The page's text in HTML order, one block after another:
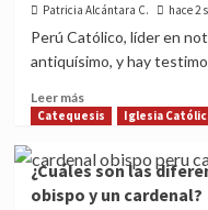
de
la
Cruz
Motupe!
Patricia Alcántara C. hace 2
Perú Católico, líder en
antiquísimo, y hay
Leer másRead
more
¿Qué
es
el
Catequesis Iglesia
¿Cuáles son las
obispo y un cardenal?